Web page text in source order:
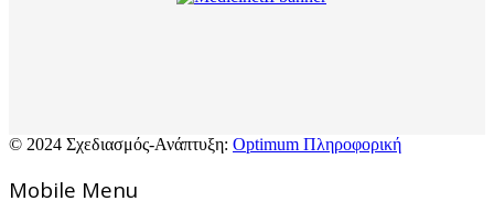
© 2024 Σχεδιασμός-Ανάπτυξη: Optimum Πληροφορική
Mοbile Menu